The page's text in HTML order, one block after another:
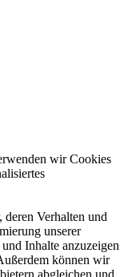
wir Cookies
deren Verhalten und
unserer
Inhalte anzuzeigen
können wir
abgleichen und